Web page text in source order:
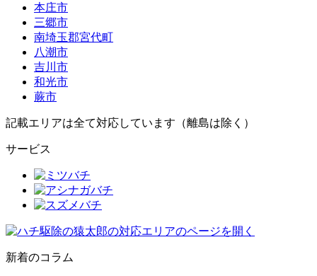
本庄市
三郷市
南埼玉郡宮代町
八潮市
吉川市
和光市
蕨市
記載エリアは全て対応しています（離島は除く）
サービス
新着のコラム